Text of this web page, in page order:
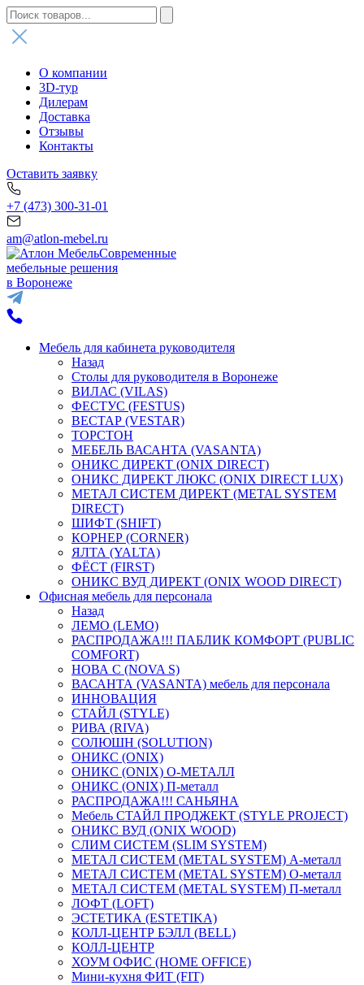
О компании
3D-тур
Дилерам
Доставка
Отзывы
Контакты
Оставить заявку
+7 (473) 300-31-01
am@atlon-mebel.ru
Современные
мебельные решения
в Воронеже
Мебель для кабинета руководителя
Назад
Столы для руководителя в Воронеже
ВИЛАС (VILAS)
ФЕСТУС (FESTUS)
ВЕСТАР (VESTAR)
ТОРСТОН
МЕБЕЛЬ ВАСАНТА (VASANTA)
ОНИКС ДИРЕКТ (ONIX DIRECT)
ОНИКС ДИРЕКТ ЛЮКС (ONIX DIRECT LUX)
МЕТАЛ СИСТЕМ ДИРЕКТ (METAL SYSTEM
DIRECT)
ШИФТ (SHIFT)
КОРНЕР (CORNER)
ЯЛТА (YALTA)
ФЁСТ (FIRST)
ОНИКС ВУД ДИРЕКТ (ONIX WOOD DIRECT)
Офисная мебель для персонала
Назад
ЛЕМО (LEMO)
РАСПРОДАЖА!!! ПАБЛИК КОМФОРТ (PUBLIC
COMFORT)
НОВА С (NOVA S)
ВАСАНТА (VASANTA) мебель для персонала
ИННОВАЦИЯ
СТАЙЛ (STYLE)
РИВА (RIVA)
СОЛЮШН (SOLUTION)
ОНИКС (ONIX)
ОНИКС (ONIX) O-МЕТАЛЛ
ОНИКС (ONIX) П-металл
РАСПРОДАЖА!!! САНЬЯНА
Мебель СТАЙЛ ПРОДЖЕКТ (STYLE PROJECT)
ОНИКС ВУД (ONIX WOOD)
СЛИМ СИСТЕМ (SLIM SYSTEM)
МЕТАЛ СИСТЕМ (METAL SYSTEM) А-металл
МЕТАЛ СИСТЕМ (METAL SYSTEM) О-металл
МЕТАЛ СИСТЕМ (METAL SYSTEM) П-металл
ЛОФТ (LOFT)
ЭСТЕТИКА (ESTETIKA)
КОЛЛ-ЦЕНТР БЭЛЛ (BELL)
КОЛЛ-ЦЕНТР
ХОУМ ОФИС (HOME OFFICE)
Мини-кухня ФИТ (FIT)